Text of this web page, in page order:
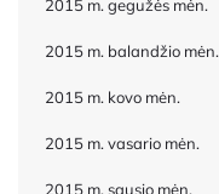
2015 m. gegužės mėn.
2015 m. balandžio mėn.
2015 m. kovo mėn.
2015 m. vasario mėn.
2015 m. sausio mėn.